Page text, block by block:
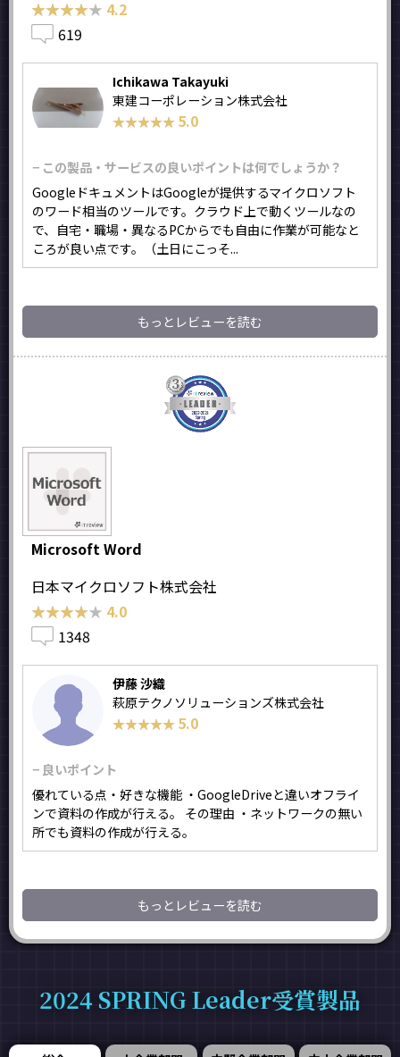
★★★★★
★★★★★ 4.2
619
Ichikawa Takayuki
東建コーポレーション株式会社
★★★★★
★★★★★ 5.0
− この製品・サービスの良いポイントは何でしょうか？
GoogleドキュメントはGoogleが提供するマイクロソフト
のワード相当のツールです。クラウド上で動くツールなの
で、自宅・職場・異なるPCからでも自由に作業が可能なと
ころが良い点です。（土日にこっそ...
もっとレビューを読む
Microsoft Word
日本マイクロソフト株式会社
★★★★★
★★★★★ 4.0
1348
伊藤 沙織
萩原テクノソリューションズ株式会社
★★★★★
★★★★★ 5.0
− 良いポイント
優れている点・好きな機能 ・GoogleDriveと違いオフライ
ンで資料の作成が行える。 その理由 ・ネットワークの無い
所でも資料の作成が行える。
もっとレビューを読む
2024 SPRING Leader受賞製品